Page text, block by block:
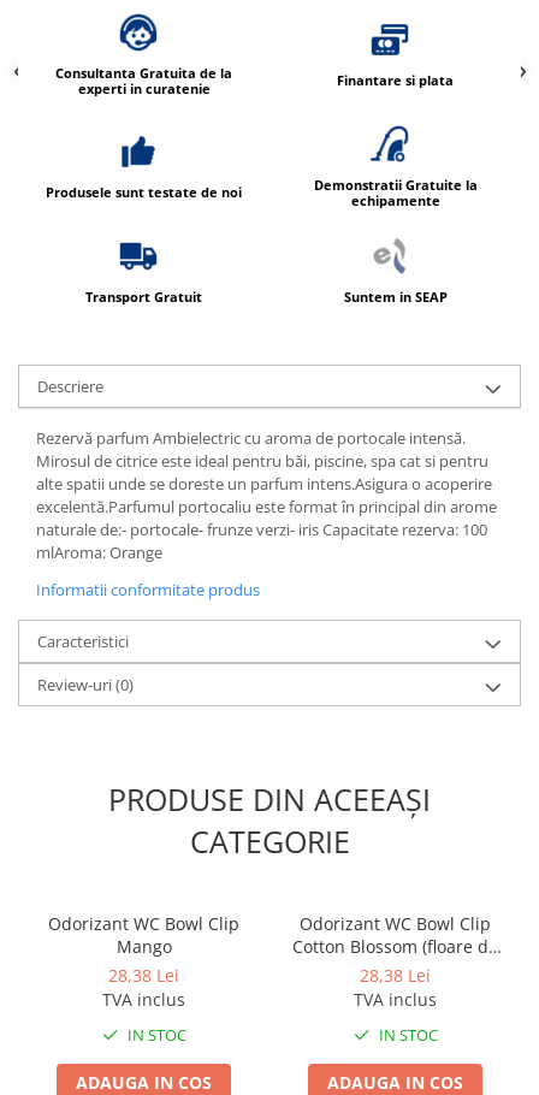
Consultanta Gratuita de la
experti in curatenie
Finantare si plata
Produsele sunt testate de noi
Demonstratii Gratuite la
echipamente
Transport Gratuit Suntem in SEAP
Descriere
Rezervă parfum Ambielectric cu aroma de portocale intensă.
Mirosul de citrice este ideal pentru băi, piscine, spa cat si pentru
alte spatii unde se doreste un parfum intens.Asigura o acoperire
excelentă.Parfumul portocaliu este format în principal din arome
naturale de:- portocale- frunze verzi- iris Capacitate rezerva: 100
mlAroma: Orange
Informatii conformitate produs
Caracteristici
Review-uri(0)
PRODUSE DIN ACEEAȘI
CATEGORIE
Odorizant WC Bowl Clip
Mango
28,38 Lei
TVA inclus
IN STOC
ADAUGA IN COS
Odorizant WC Bowl Clip
Cotton Blossom (floare de
bumbac)
28,38 Lei
TVA inclus
IN STOC
ADAUGA IN COS